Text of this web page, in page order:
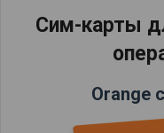
Сим-карты
Orange